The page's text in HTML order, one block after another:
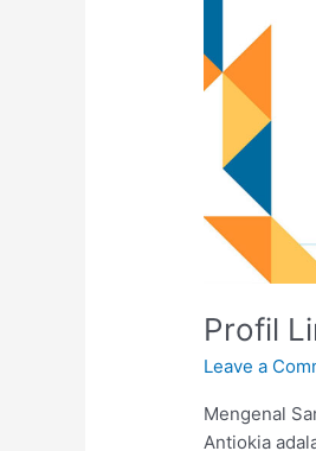
Profil
Leave a
Mengenal
Antiokia